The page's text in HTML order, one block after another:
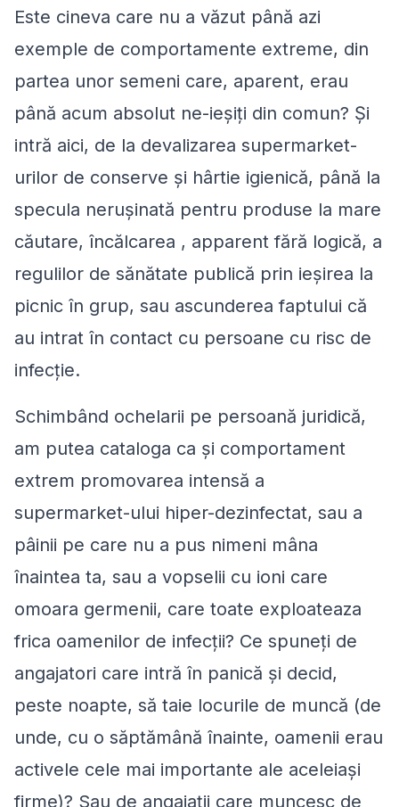
Este cineva care nu a văzut până azi
exemple de comportamente extreme, din
partea unor semeni care, aparent, erau
până acum absolut ne-ieșiți din comun? Și
intră aici, de la devalizarea supermarket-
urilor de conserve și hârtie igienică, până la
specula nerușinată pentru produse la mare
căutare, încălcarea , apparent fără logică, a
regulilor de sănătate publică prin ieșirea la
picnic în grup, sau ascunderea faptului că
au intrat în contact cu persoane cu risc de
infecție.
Schimbând ochelarii pe persoană juridică,
am putea cataloga ca și comportament
extrem promovarea intensă a
supermarket-ului hiper-dezinfectat, sau a
pâinii pe care nu a pus nimeni mâna
înaintea ta, sau a vopselii cu ioni care
omoara germenii, care toate exploateaza
frica oamenilor de infecții? Ce spuneți de
angajatori care intră în panică și decid,
peste noapte, să taie locurile de muncă (de
unde, cu o săptămână înainte, oamenii erau
activele cele mai importante ale aceleiași
firme)? Sau de angajații care muncesc de